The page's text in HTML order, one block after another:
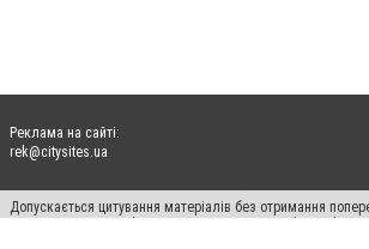
Реклама на сайті:
rek@citysites.ua
Допускається цитування матеріалів без отримання
пошукових систем гіперпосилання на цитовані статті